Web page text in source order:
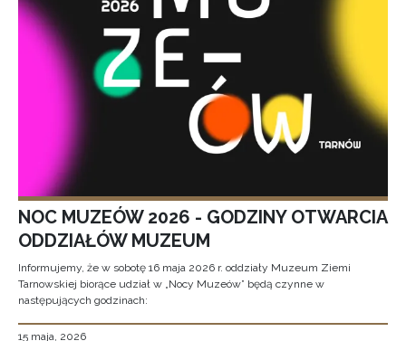
NOC MUZEÓW 2026 - GODZINY OTWARCIA
ODDZIAŁÓW MUZEUM
Informujemy, że w sobotę 16 maja 2026 r. oddziały Muzeum Ziemi
Tarnowskiej biorące udział w „Nocy Muzeów” będą czynne w
następujących godzinach:
15 maja, 2026